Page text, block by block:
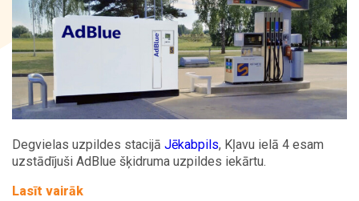
Vairumtirdzniecība Par ASTARTE
Degvielas uzpildes stacijā Jēkabpils, Kļavu ielā 4 esam
uzstādījuši AdBlue šķidruma uzpildes iekārtu.
Lasīt vairāk